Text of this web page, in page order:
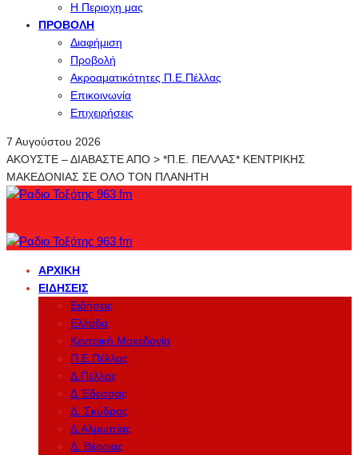
Η Περιοχη μας
ΠΡΟΒΟΛΉ
Διαφήμιση
Προβολή
Ακροαματικότητες Π.Ε.Πέλλας
Επικοινωνία
Επιχειρήσεις
7 Αυγούστου 2026
ΑΚΟΥΣΤΕ – ΔΙΑΒΑΣΤΕ ΑΠΟ > *Π.Ε. ΠΕΛΛΑΣ* ΚΕΝΤΡΙΚΗΣ
ΜΑΚΕΔΟΝΙΑΣ ΣΕ ΟΛΟ ΤΟΝ ΠΛΑΝΗΤΗ
ΑΡΧΙΚΉ
ΕΙΔΉΣΕΙΣ
Ειδήσεις
Ελλάδα
Κεντρική Μακεδονία
Π.Ε.Πέλλας
Δ.Πέλλας
Δ.Έδεσσας
Δ. Σκύδρας
Δ.Αλμωπίας
Δ. Βέροιας